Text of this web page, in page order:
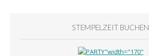
STEMPELZEIT BUCHEN